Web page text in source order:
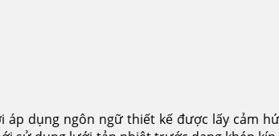
áp dụng ngôn ngữ thiết kế được lấy cảm